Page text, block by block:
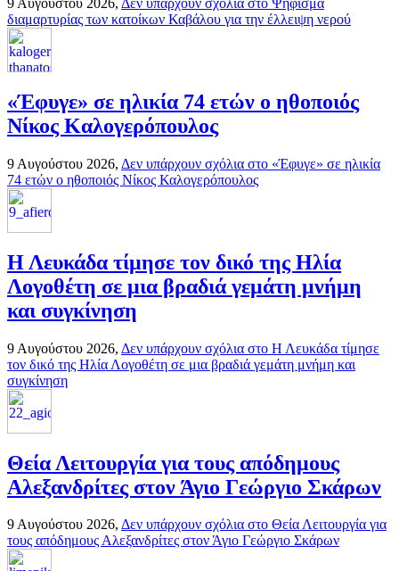
9 Αυγούστου 2026, Δεν υπάρχουν σχόλια στο Ψήφισμα
διαμαρτυρίας των κατοίκων Καβάλου για την έλλειψη νερού
«Έφυγε» σε ηλικία 74 ετών ο ηθοποιός
Νίκος Καλογερόπουλος
9 Αυγούστου 2026, Δεν υπάρχουν σχόλια στο «Έφυγε» σε ηλικία
74 ετών ο ηθοποιός Νίκος Καλογερόπουλος
Η Λευκάδα τίμησε τον δικό της Ηλία
Λογοθέτη σε μια βραδιά γεμάτη μνήμη
και συγκίνηση
9 Αυγούστου 2026, Δεν υπάρχουν σχόλια στο Η Λευκάδα τίμησε
τον δικό της Ηλία Λογοθέτη σε μια βραδιά γεμάτη μνήμη και
συγκίνηση
Θεία Λειτουργία για τους απόδημους
Αλεξανδρίτες στον Άγιο Γεώργιο Σκάρων
9 Αυγούστου 2026, Δεν υπάρχουν σχόλια στο Θεία Λειτουργία για
τους απόδημους Αλεξανδρίτες στον Άγιο Γεώργιο Σκάρων